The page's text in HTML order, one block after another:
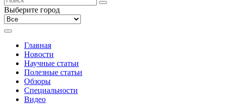
Выберите город
Главная
Новости
Научные статьи
Полезные статьи
Обзоры
Специальности
Видео